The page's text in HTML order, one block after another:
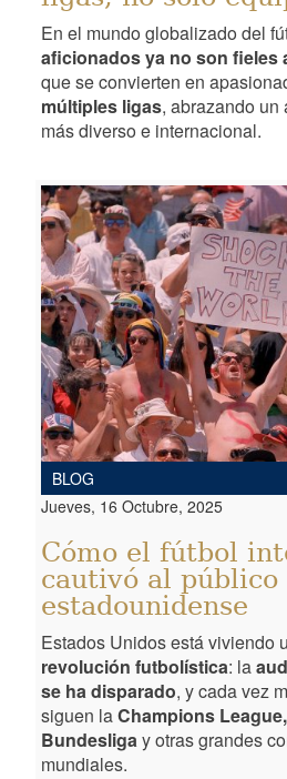
En el mundo globalizado del
aficionados ya no son fieles
que se convierten en
múltiples ligas, abrazando un
más diverso e internacional.
BLOG
Jueves, 16 Octubre, 2025
Cómo el fútbol
cautivó al público
estadounidense
Estados Unidos está viviendo
revolución futbolística: la
se ha disparado, y cada vez
siguen laChampions
Bundesligay otras grandes
mundiales.